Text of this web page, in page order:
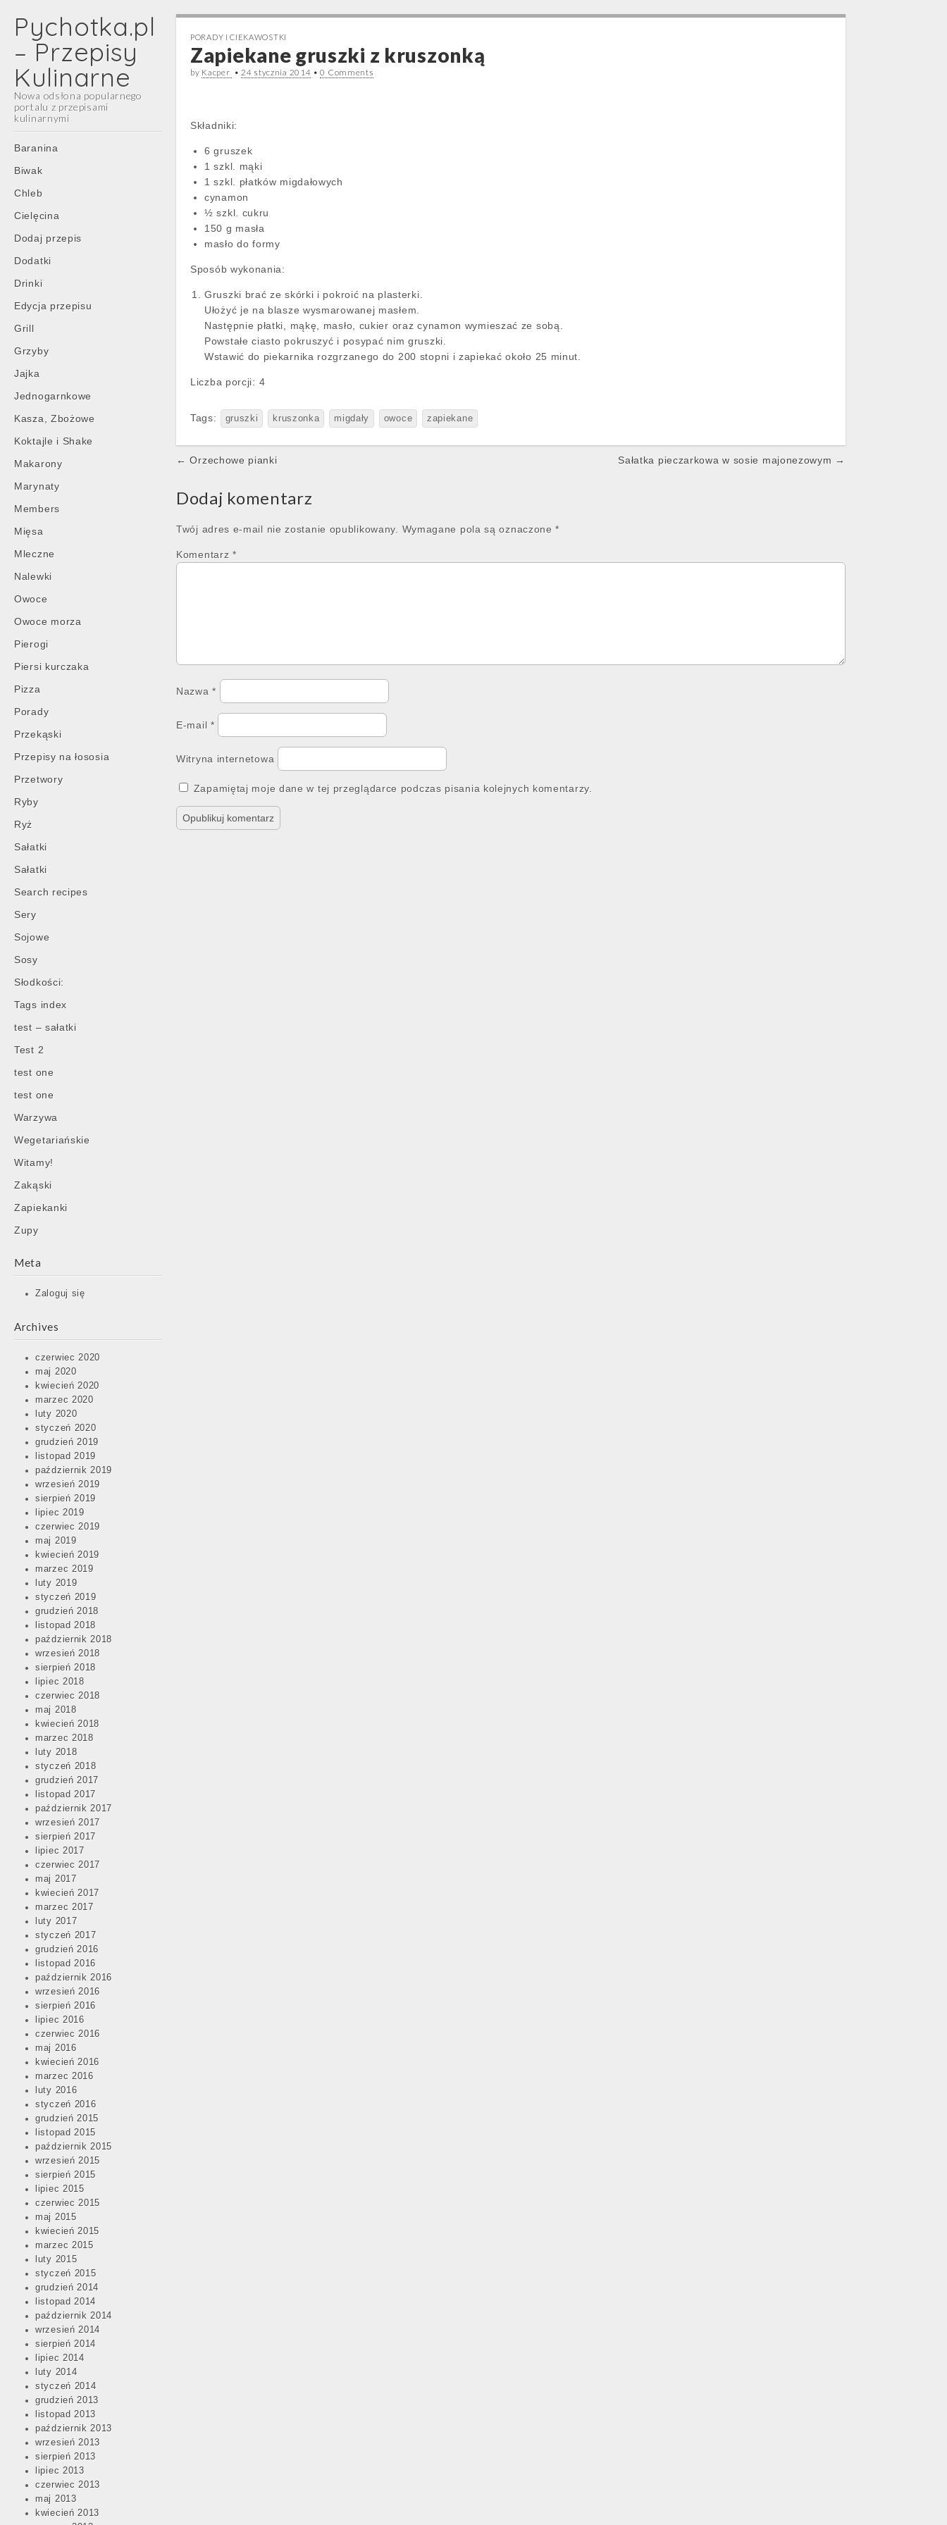
Pychotka.pl
– Przepisy
Kulinarne
Nowa odsłona popularnego
portalu z przepisami
kulinarnymi
Main
menu
Skip
content
Baranina
Biwak
Chleb
Cielęcina
Dodaj przepis
Dodatki
Drinki
Edycja przepisu
Grill
Grzyby
Jajka
Jednogarnkowe
Kasza, Zbożowe
Koktajle i Shake
Makarony
Marynaty
Members
Mięsa
Mleczne
Nalewki
Owoce
Owoce morza
Pierogi
Piersi kurczaka
Pizza
Porady
Przekąski
Przepisy na łososia
Przetwory
Ryby
Ryż
Sałatki
Sałatki
Search recipes
Sery
Sojowe
Sosy
Słodkości:
Tags index
test – sałatki
Test 2
test one
test one
Warzywa
Wegetariańskie
Witamy!
Zakąski
Zapiekanki
Zupy
Meta
Zaloguj się
Archives
czerwiec 2020
maj 2020
kwiecień 2020
marzec 2020
luty 2020
styczeń 2020
grudzień 2019
listopad 2019
październik 2019
wrzesień 2019
sierpień 2019
lipiec 2019
czerwiec 2019
maj 2019
kwiecień 2019
marzec 2019
luty 2019
styczeń 2019
grudzień 2018
listopad 2018
październik 2018
wrzesień 2018
sierpień 2018
lipiec 2018
czerwiec 2018
maj 2018
kwiecień 2018
marzec 2018
luty 2018
styczeń 2018
grudzień 2017
listopad 2017
październik 2017
wrzesień 2017
sierpień 2017
lipiec 2017
czerwiec 2017
maj 2017
kwiecień 2017
marzec 2017
luty 2017
styczeń 2017
grudzień 2016
listopad 2016
październik 2016
wrzesień 2016
sierpień 2016
lipiec 2016
czerwiec 2016
maj 2016
kwiecień 2016
marzec 2016
luty 2016
styczeń 2016
grudzień 2015
listopad 2015
październik 2015
wrzesień 2015
sierpień 2015
lipiec 2015
czerwiec 2015
maj 2015
kwiecień 2015
marzec 2015
luty 2015
styczeń 2015
grudzień 2014
listopad 2014
październik 2014
wrzesień 2014
sierpień 2014
lipiec 2014
luty 2014
styczeń 2014
grudzień 2013
listopad 2013
październik 2013
wrzesień 2013
sierpień 2013
lipiec 2013
czerwiec 2013
maj 2013
kwiecień 2013
PORADY I CIEKAWOSTKI
Zapiekane gruszki z kruszonką
by Kacper •24 stycznia 2014 •0 Comments
Składniki:
6 gruszek
1 szkl. mąki
1 szkl. płatków migdałowych
cynamon
½ szkl. cukru
150 g masła
masło do formy
Sposób wykonania:
Gruszki brać ze skórki i pokroić na plasterki.
Ułożyć je na blasze wysmarowanej masłem.
Następnie płatki, mąkę, masło, cukier oraz cynamon wymieszać ze sobą.
Powstałe ciasto pokruszyć i posypać nim gruszki.
Wstawić do piekarnika rozgrzanego do 200 stopni i zapiekać około 25 minut.
Liczba porcji: 4
Tags: gruszki kruszonka migdały owoce zapiekane
Post
← Orzechowe pianki Sałatka pieczarkowa w sosie majonezowym →
Dodaj komentarz
Twój adres e-mail nie zostanie opublikowany. Wymagane pola są oznaczone*
Komentarz *
Nazwa*
E-mail *
Witryna internetowa
Zapamiętaj moje dane w tej przeglądarce podczas pisania kolejnych komentarzy.